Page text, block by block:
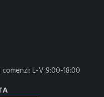
L-V 9:00-18:00